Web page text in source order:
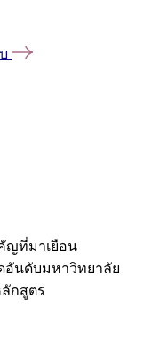
ญที่มาเยือน
อันดับมหาวิทยาลัย
กสูตร